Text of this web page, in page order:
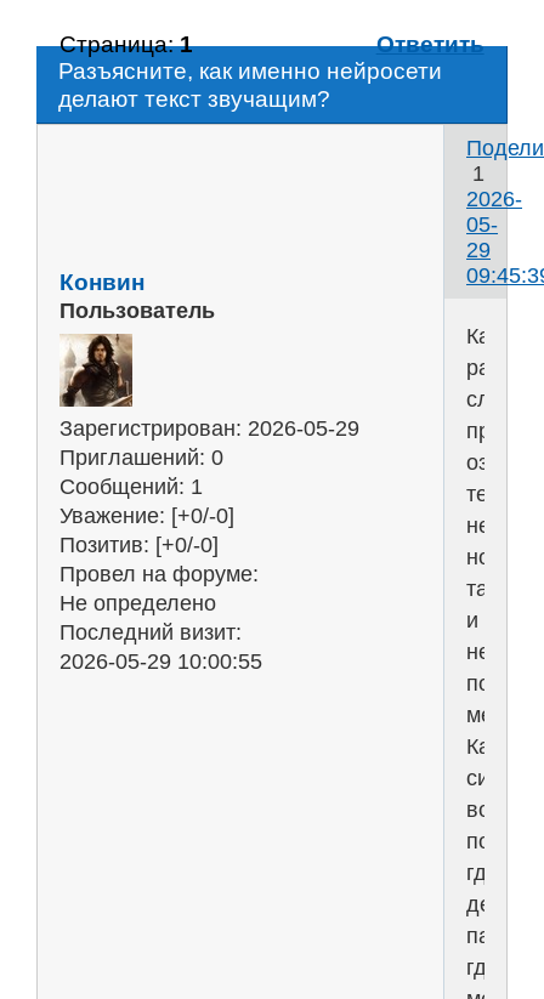
Разъясните, как именно нейросети
делают текст звучащим?
Страница:1 Ответить
1
2026-
05-
29
Конвин
Пользователь
Зарегистрирован: 2026-05-29
Приглашений: 0
Сообщений: 1
Уважение: [+0/-0]
Позитив: [+0/-0]
Провел на форуме:
Не определено
Последний визит:
2026-05-29 10:00:55
раз
слышу
про
текстов
но
так
и
не
понял
Как
где
делать
паузы,
где